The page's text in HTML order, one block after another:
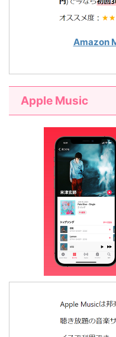
Amazon
Apple Music